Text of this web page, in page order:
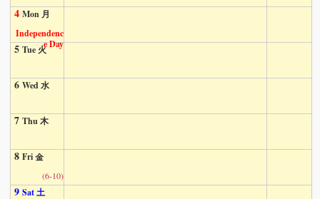
4 Mon 月
Independenc
e Day
5 Tue 火
6 Wed 水
7 Thu 木
8 Fri 金
(6-10)
9 Sat 土